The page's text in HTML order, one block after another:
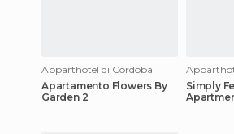
Apparthotel di Cordoba
Apartamento Flowers By
Garden 2
Simply